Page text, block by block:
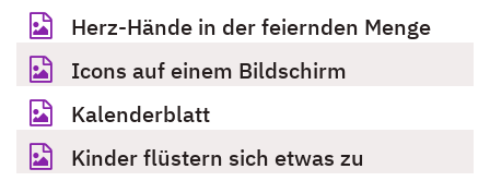
Herz-Hände in der feiernden Menge
Icons auf einem Bildschirm
Kalenderblatt
Kinder flüstern sich etwas zu